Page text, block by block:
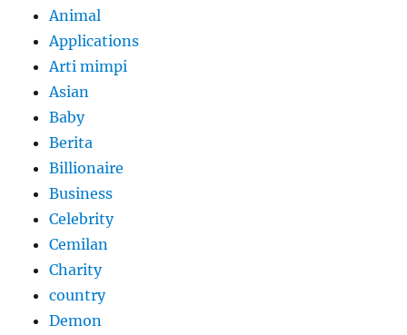
Animal
Applications
Arti mimpi
Asian
Baby
Berita
Billionaire
Business
Celebrity
Cemilan
Charity
country
Demon